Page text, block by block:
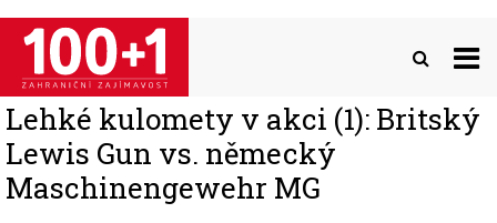
Přejít
hlavnímu
obsahu
Lehké kulomety v akci (1): Britský
Lewis Gun vs. německý
Maschinengewehr MG